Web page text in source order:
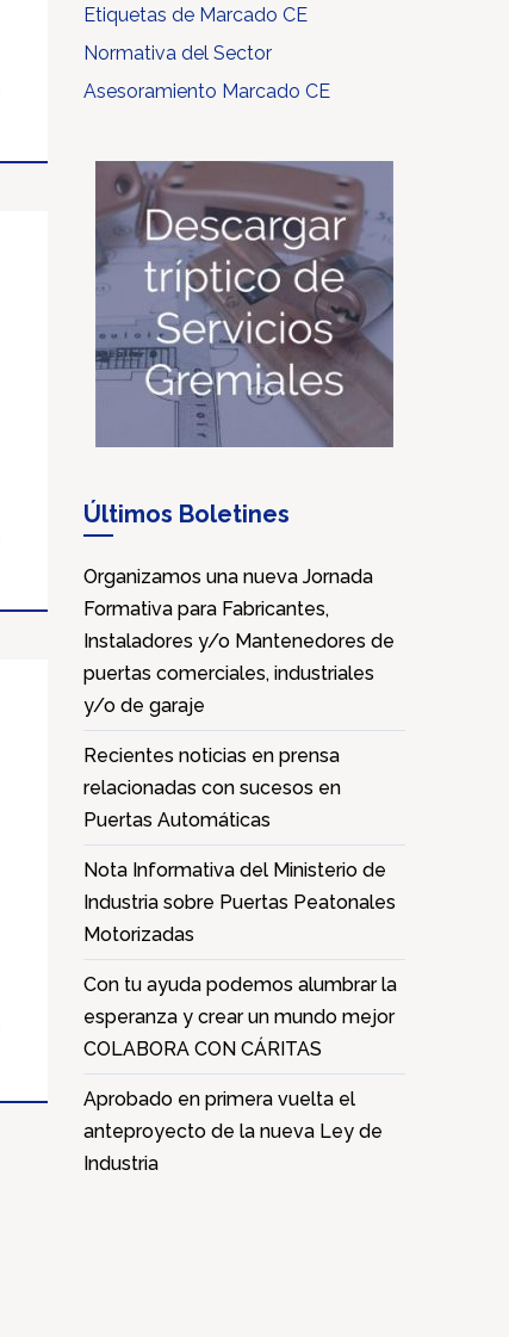
Etiquetas de Marcado CE
Normativa del Sector
Asesoramiento Marcado CE
Últimos Boletines
Organizamos una nueva Jornada
Formativa para Fabricantes,
Instaladores y/o Mantenedores de
puertas comerciales, industriales
y/o de garaje
Recientes noticias en prensa
relacionadas con sucesos en
Puertas Automáticas
Nota Informativa del Ministerio de
Industria sobre Puertas Peatonales
Motorizadas
Con tu ayuda podemos alumbrar la
esperanza y crear un mundo mejor
COLABORA CON CÁRITAS
Aprobado en primera vuelta el
anteproyecto de la nueva Ley de
Industria